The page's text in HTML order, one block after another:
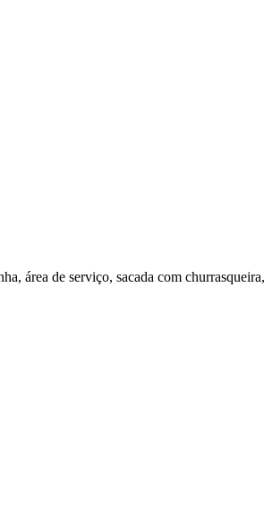
área de serviço, sacada com